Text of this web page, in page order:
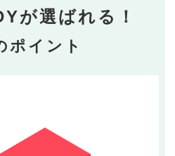
が選ばれる！
ポイント